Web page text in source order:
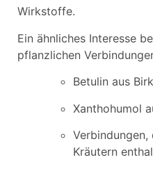
Wirkstoffe.
Ein ähnliches Interesse
pflanzlichen
Betulin aus
Xanthohumol
Kräutern